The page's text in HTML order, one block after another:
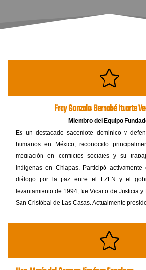
Fray Gonzalo Bernabé Ituarte
Miembro del Equipo
Es un destacado sacerdote dominico y
humanos en México, reconocido
mediación en conflictos sociales y su
indígenas en Chiapas. Participó
diálogo por la paz entre el EZLN y el
levantamiento de 1994, fue Vicario de Justicia y
San Cristóbal de Las Casas. Actualmente